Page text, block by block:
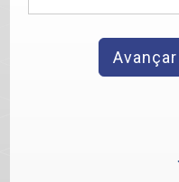
Avançar